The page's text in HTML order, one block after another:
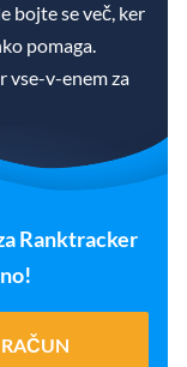
bojte se več, ker
pomaga.
vse-v-enem za
Ranktracker